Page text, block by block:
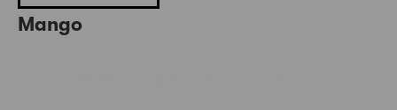
Mango